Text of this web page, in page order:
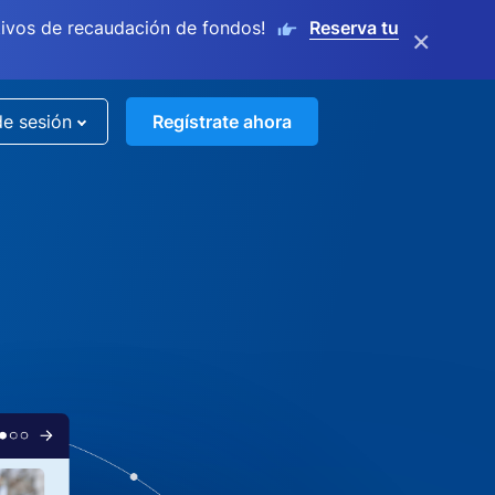
de recaudación de fondos! Reserva tu ×
sesión Regístrate ahora